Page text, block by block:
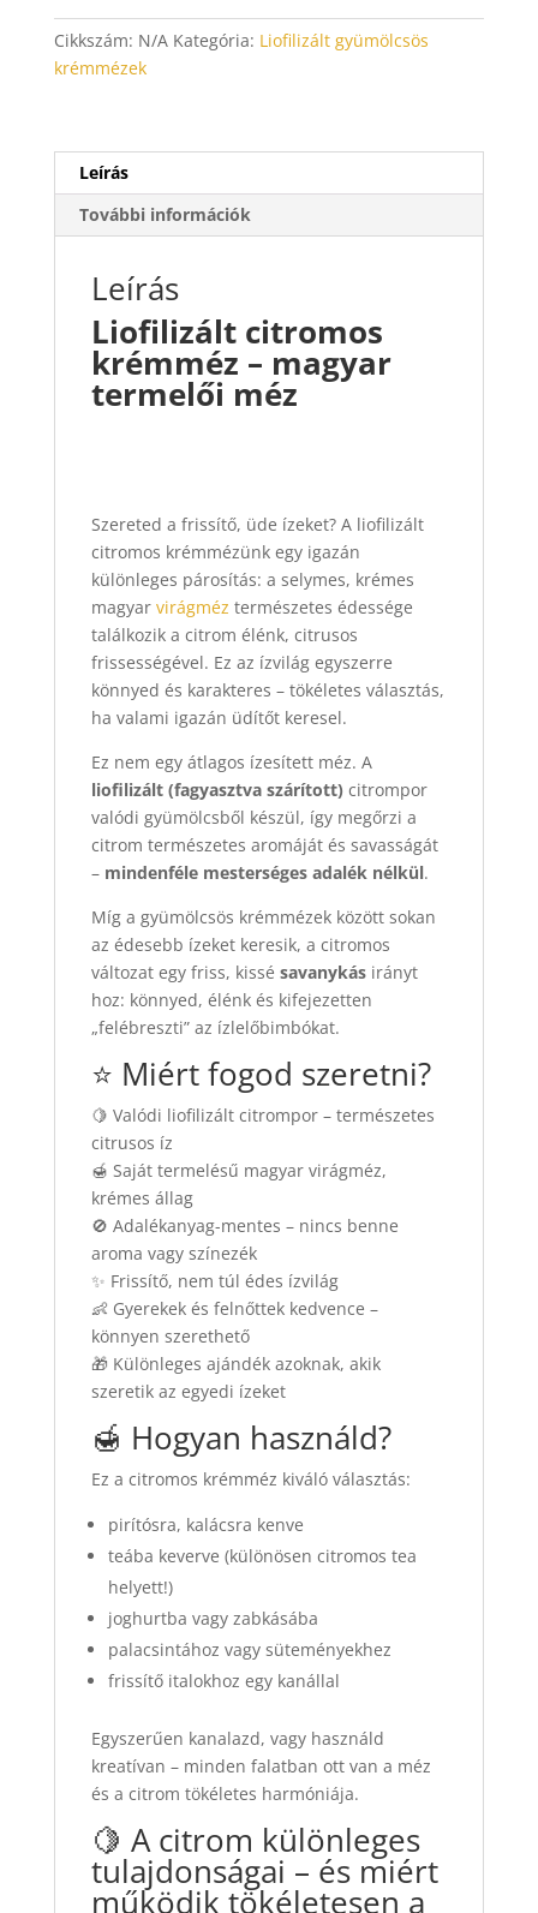
Cikkszám: N/A Kategória: Liofilizált gyümölcsös
krémmézek
Leírás
További információk
Leírás
Liofilizált citromos
krémméz – magyar
termelői méz
Szereted a frissítő, üde ízeket? A liofilizált
citromos krémmézünk egy igazán
különleges párosítás: a selymes, krémes
magyar virágméz természetes édessége
találkozik a citrom élénk, citrusos
frissességével. Ez az ízvilág egyszerre
könnyed és karakteres – tökéletes választás,
ha valami igazán üdítőt keresel.
Ez nem egy átlagos ízesített méz. A
liofilizált (fagyasztva szárított) citrompor
valódi gyümölcsből készül, így megőrzi a
citrom természetes aromáját és savasságát
– mindenféle mesterséges adalék nélkül.
Míg a gyümölcsös krémmézek között sokan
az édesebb ízeket keresik, a citromos
változat egy friss, kissé savanykásirányt
hoz: könnyed, élénk és kifejezetten
„felébreszti” az ízlelőbimbókat.
⭐ Miért fogod szeretni?
🍋 Valódi liofilizált citrompor – természetes
citrusos íz
🍯 Saját termelésű magyar virágméz,
krémes állag
🚫 Adalékanyag-mentes – nincs benne
aroma vagy színezék
✨ Frissítő, nem túl édes ízvilág
👶 Gyerekek és felnőttek kedvence –
könnyen szerethető
🎁 Különleges ajándék azoknak, akik
szeretik az egyedi ízeket
🍯 Hogyan használd?
Ez a citromos krémméz kiváló választás:
pirítósra, kalácsra kenve
teába keverve (különösen citromos tea
helyett!)
joghurtba vagy zabkásába
palacsintához vagy süteményekhez
frissítő italokhoz egy kanállal
Egyszerűen kanalazd, vagy használd
kreatívan – minden falatban ott van a méz
és a citrom tökéletes harmóniája.
🍋 A citrom különleges
tulajdonságai – és miért
működik tökéletesen a